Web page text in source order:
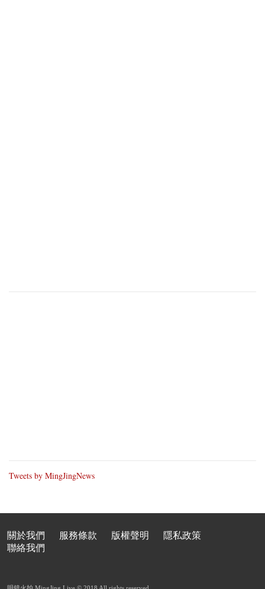
Tweets by MingJingNews
關於我們 服務條款 版權聲明
隱私政策
聯絡我們